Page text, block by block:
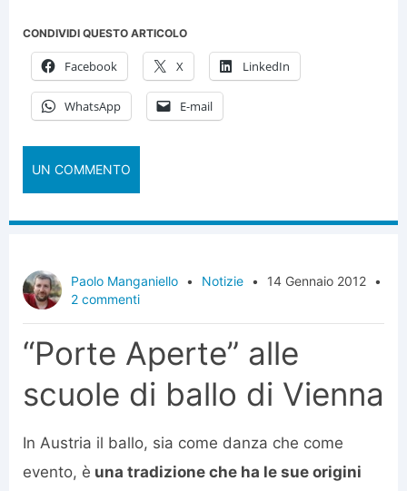
CONDIVIDI QUESTO ARTICOLO
Facebook X LinkedIn
WhatsApp E-mail
UN COMMENTO
Paolo Manganiello • Notizie • 14 Gennaio 2012 •
2 commenti
“Porte Aperte” alle
scuole di ballo di Vienna
In Austria il ballo, sia come danza che come
evento, è una tradizione che ha le sue origini